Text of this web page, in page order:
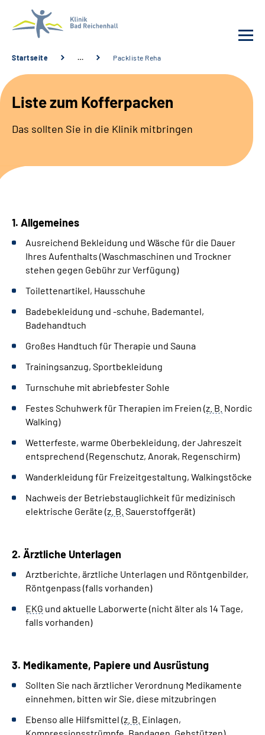
Behandlung
Klinik
Suche
Startseite … Packliste Reha
Liste zum Kofferpacken
Das sollten Sie in die Klinik mitbringen
1. Allgemeines
Ausreichend Bekleidung und Wäsche für die Dauer
Ihres Aufenthalts (Waschmaschinen und Trockner
stehen gegen Gebühr zur Verfügung)
Toilettenartikel, Hausschuhe
Badebekleidung und -schuhe, Bademantel,
Badehandtuch
Großes Handtuch für Therapie und Sauna
Trainingsanzug, Sportbekleidung
Turnschuhe mit abriebfester Sohle
Festes Schuhwerk für Therapien im Freien (z. B. Nordic
Walking)
Wetterfeste, warme Oberbekleidung, der Jahreszeit
entsprechend (Regenschutz, Anorak, Regenschirm)
Wanderkleidung für Freizeitgestaltung, Walkingstöcke
Nachweis der Betriebstauglichkeit für medizinisch
elektrische Geräte (z. B. Sauerstoffgerät)
2. Ärztliche Unterlagen
Arztberichte, ärztliche Unterlagen und Röntgenbilder,
Röntgenpass (falls vorhanden)
EKG und aktuelle Laborwerte (nicht älter als 14 Tage,
falls vorhanden)
3. Medikamente, Papiere und Ausrüstung
Sollten Sie nach ärztlicher Verordnung Medikamente
einnehmen, bitten wir Sie, diese mitzubringen
Ebenso alle Hilfsmittel (z. B. Einlagen,